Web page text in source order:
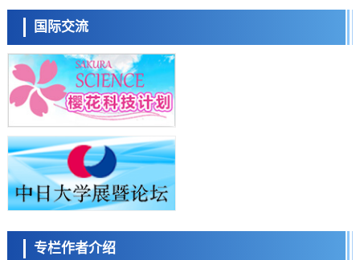
劣化抑制机制，为提升轮胎安全性与耐久性的材料设计开辟道路
科学研究
近畿大学等发现植物染料“日本茜”的红色成分可抑制老化与炎症，有望
科学研究
群马大学开发针对难治性癫痫的新型基因疗法，利用超小型GAD67启动
子抑制发作
科学研究
九州大学揭示夜间眼压升高机制：两种激素波动叠加所致
科学研究
东京都产技研采用新手法开发出可稳定工作至300℃的介电材料，已验
证电容器可在汽车发动机等高温环境下工作
经济・社会
日本生成式AI使用者占比一年内翻倍，但与中美德仍有较大差距
政策
日本修订首都直下型地震紧急对策：目标为死亡人数至少减半，重点强
国际交流
专栏作者介绍
流员
小岩井忠道